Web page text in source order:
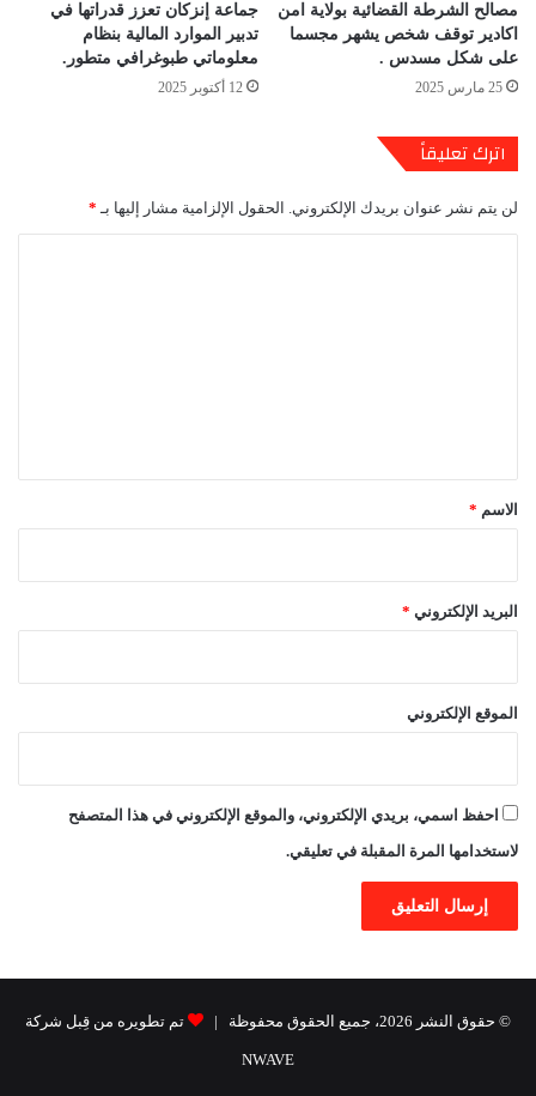
مصالح الشرطة القضائية بولاية امن
اكادير توقف شخص يشهر مجسما
على شكل مسدس .
25 مارس 2025
جماعة إنزكان تعزز قدراتها في
تدبير الموارد المالية بنظام
معلوماتي طبوغرافي متطور.
12 أكتوبر 2025
اترك تعليقاً
لن يتم نشر عنوان بريدك الإلكتروني. الحقول الإلزامية مشار إليها بـ *
*الاسم *
البريد الإلكتروني *
الموقع الإلكتروني
احفظ اسمي، بريدي الإلكتروني، والموقع الإلكتروني في هذا المتصفح
لاستخدامها المرة المقبلة في تعليقي.
© حقوق النشر 2026، جميع الحقوق محفوظة | تم تطويره من قِبل شركة
NWAVE